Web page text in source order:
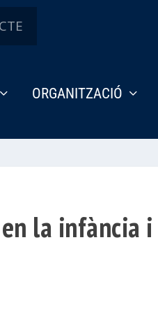
ORGANITZACIÓ
la infància i